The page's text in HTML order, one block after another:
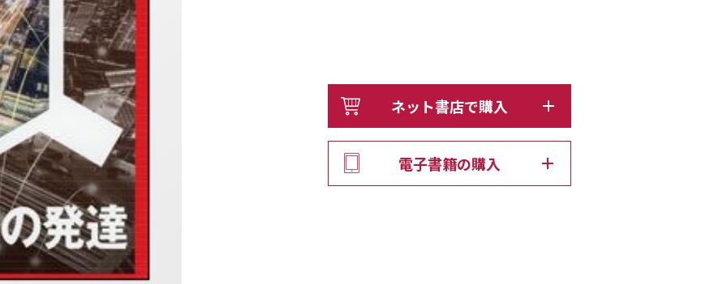
ネット書店で購入
電子書籍の購入